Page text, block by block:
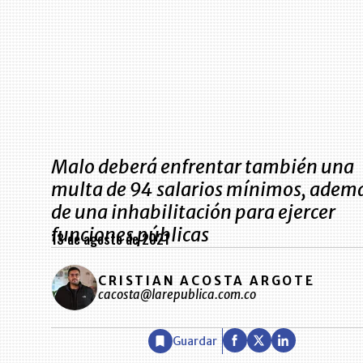
Malo deberá enfrentar también una
multa de 94 salarios mínimos,
de una inhabilitación para ejercer
funciones públicas
13 de agosto de 2021
CRISTIAN ACOSTA ARGOTE
cacosta@larepublica.com.co
Guardar